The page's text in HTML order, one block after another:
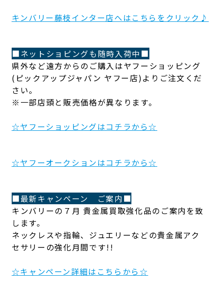
キンバリー藤枝インター店へはこちらをクリック♪
■ネットショピングも随時入荷中■
県外など遠方からのご購入はヤフーショッピング
(ピックアップジャパン ヤフー店)よりご注文くだ
さい。
※一部店頭と販売価格が異なります。
☆ヤフーショッピングはコチラから☆
☆ヤフーオークションはコチラから☆
■最新キャンペーン ご案内■
キンバリーの７月 貴金属買取強化品のご案内を致
します。
ネックレスや指輪、ジュエリーなどの貴金属アク
セサリーの強化月間です!!
☆キャンペーン詳細はこちらから☆